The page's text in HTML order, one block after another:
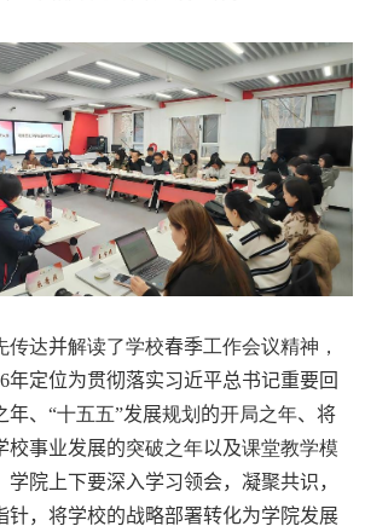
传达并解读了学校春季工作会议精神，
年定位为贯彻落实习近平总书记重要回
、 “十五五”发展规划 的开局之年、 将
校事业发展的突破之年以及课堂教学模
学院上下要深入学习领会，凝聚共识，
针，将学校的战略部署转化为学院发展